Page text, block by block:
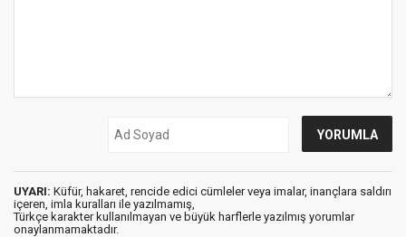
UYARI: Küfür, hakaret, rencide edici cümleler veya imalar, inançlara saldırı
içeren, imla kuralları ile yazılmamış,
Türkçe karakter kullanılmayan ve büyük harflerle yazılmış yorumlar
onaylanmamaktadır.